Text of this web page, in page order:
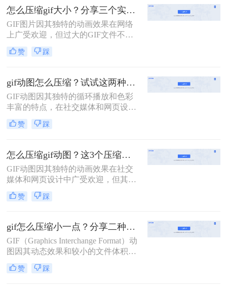
间，还可能影响加载速度和用户体
验。那么gif太大了怎么缩小呢？本文
将介绍两种缩小GIF大小的有效方
法。
怎么压缩gif大小？分享三个实用方法详解！
GIF图片因其独特的动画效果在网络
上广受欢迎，但过大的GIF文件不仅
会增加加载时间，还可能导致在传输
过程中出现错误。那么怎么压缩gif大
法。
赞 踩
gif动图怎么压缩？试试这两种高效方法！
GIF动图因其独特的循环播放和色彩
丰富的特点，在社交媒体和网页设计
中广泛应用。然而，较大的GIF文件
不仅会增加加载时间，还可能影响用
项重要的任务。那么gif动图怎么压缩
呢？本文将介绍两种压缩GIF动图的
方法。
赞 踩
怎么压缩gif动图？这3个压缩方法推荐给你！
GIF动图因其独特的动画效果在社交
媒体和网页设计中广受欢迎，但其较
大的文件体积有时会带来加载慢、流
量消耗多等问题。那么怎么压缩gif动
的方法。
赞 踩
gif怎么压缩小一点？分享二种压缩动图的方法！
GIF（Graphics Interchange Format）动
图因其动态效果和较小的文件体积而
广受欢迎，但在社交媒体和网页设计
中，过大的GIF文件往往会导致加载
赞 踩